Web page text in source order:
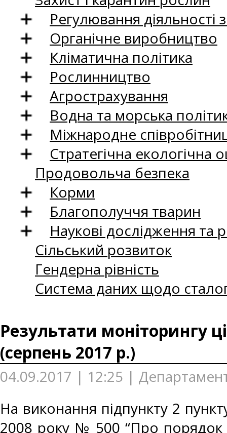
Регулювання
Органічне виробництво
Кліматична політика
Рослинництво
Агрострахування
Водна та морська
Міжнародне
Стратегічна екологічна
Продовольча безпека
Корми
Благополуччя тварин
Наукові дослідження та
Сільський розвиток
Гендерна рівність
Система даних щодо
Результати моніторингу
(серпень 2017 р.)
04.09.2017 | 12:25 |
На виконання підпункту 2
2008 року № 500 “Про порядок